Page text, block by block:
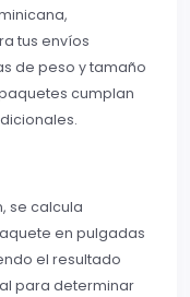
tus envíos
de peso y tamaño
cumplan
se calcula
en pulgadas
el resultado
para determinar